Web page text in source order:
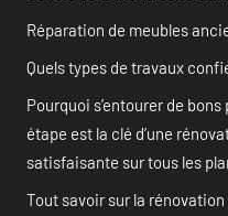
Réparation de meubles
Quels types de travaux
Pourquoi s’entourer de
étape est la clé d’une
satisfaisante sur tous les
Tout savoir sur la